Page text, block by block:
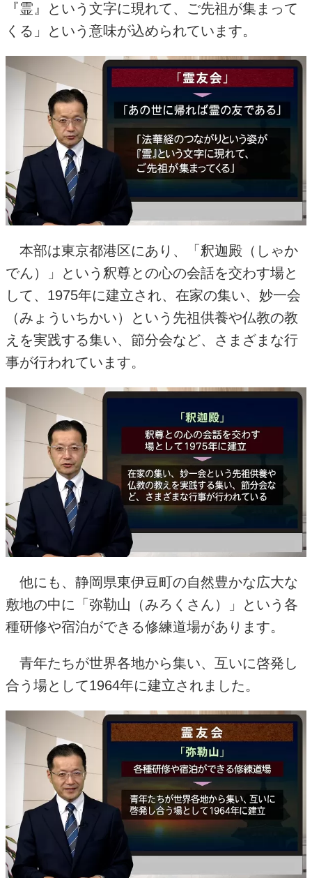
『霊』という文字に現れて、ご先祖が集まって
くる」という意味が込められています。
本部は東京都港区にあり、「釈迦殿（しゃか
でん）」という釈尊との心の会話を交わす場と
して、 1975年に建立され、在家の集い、妙一会
（みょういちかい）という先祖供養や仏教の教
えを実践する集い、節分会など、さまざまな行
事が行われています。
他にも、静岡県東伊豆町の自然豊かな広大な
敷地の中に「弥勒山（みろくさん）」という各
種研修や宿泊ができる修練道場があります。
青年たちが世界各地から集い、互いに啓発し
合う場として1964年に建立されました。